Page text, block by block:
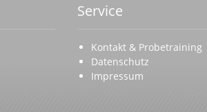
Service
Kontakt & Probetraining
Datenschutz
Impressum